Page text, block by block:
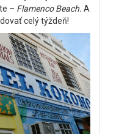
– Flamenco Beach. A
celý týždeň!